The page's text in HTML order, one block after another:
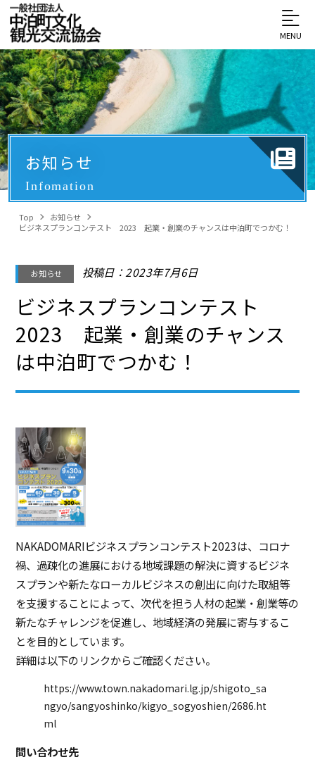
MENU
お知らせ
Infomation
Top
お知らせ
ビジネスプランコンテスト 2023 起業・創業のチャンスは中泊町でつかむ！
お知らせ 投稿日：2023年7月6日
ビジネスプランコンテスト
2023 起業・創業のチャンス
は中泊町でつかむ！
NAKADOMARIビジネスプランコンテスト2023は、コロナ
禍、過疎化の進展における地域課題の解決に資するビジネ
スプランや新たなローカルビジネスの創出に向けた取組等
を支援することによって、次代を担う人材の起業・創業等の
新たなチャレンジを促進し、地域経済の発展に寄与するこ
とを目的としています。
詳細は以下のリンクからご確認ください。
https://www.town.nakadomari.lg.jp/shigoto_sa
ngyo/sangyoshinko/kigyo_sogyoshien/2686.ht
ml
問い合わせ先